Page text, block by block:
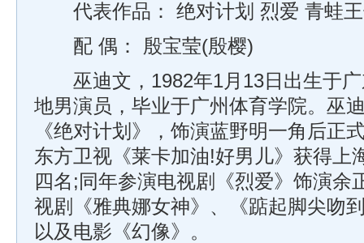
代表作品： 绝对计划 烈爱 青蛙王
配 偶： 殷宝莹(殷樱)
巫迪文，1982年1月13日出生于广
地男演员，毕业于广州体育学院。巫
《绝对计划》，饰演蓝野明一角后正
东方卫视《莱卡加油!好男儿》获得上
四名;同年参演电视剧《烈爱》饰演余
视剧《雅典娜女神》、《踮起脚尖吻
以及电影《幻像》。